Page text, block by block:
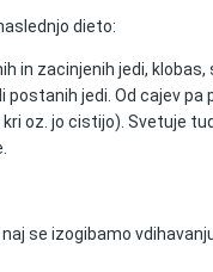
dieto:
in zacinjenih jedi,
postanih jedi. Od cajev
kri oz. jo cistijo). Svetuje
se izogibamo